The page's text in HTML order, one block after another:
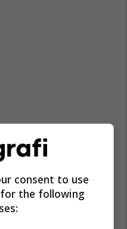
consent to use
the following